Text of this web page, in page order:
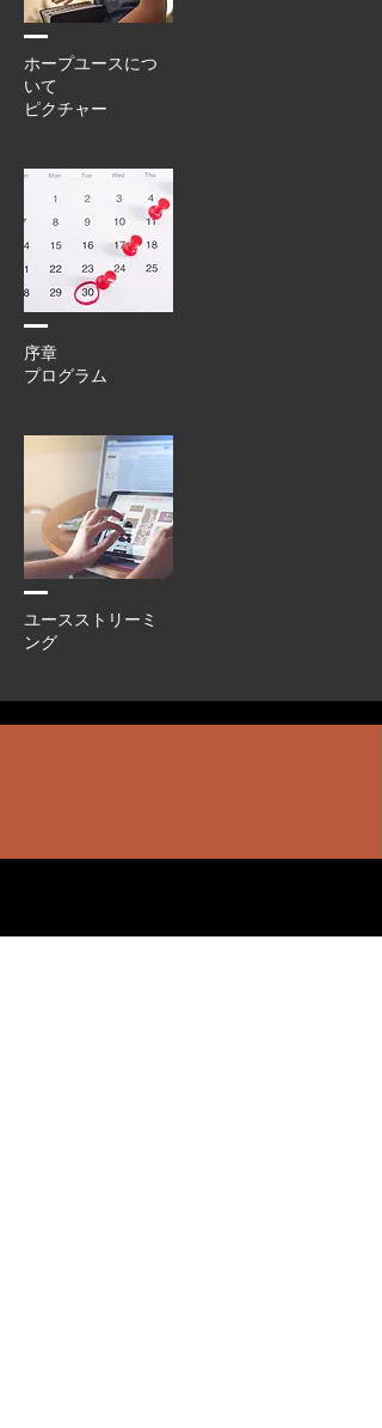
ホープユースにつ
いて
ピクチャー
序章
プログラム
ユースストリーミ
ング